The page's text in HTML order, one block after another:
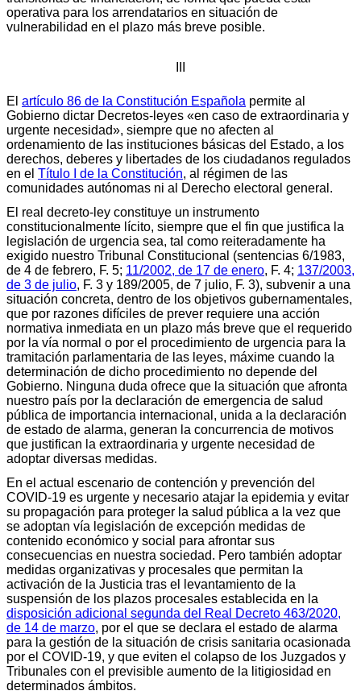
operativa para los arrendatarios en situación de
vulnerabilidad en el plazo más breve posible.
El artículo 86 de la Constitución Española permite al
Gobierno dictar Decretos-leyes «en caso de extraordinaria y
urgente necesidad», siempre que no afecten al
ordenamiento de las instituciones básicas del Estado, a los
derechos, deberes y libertades de los ciudadanos regulados
en el Título I de la Constitución, al régimen de las
comunidades autónomas ni al Derecho electoral general.
El real decreto-ley constituye un instrumento
constitucionalmente lícito, siempre que el fin que justifica la
legislación de urgencia sea, tal como reiteradamente ha
exigido nuestro Tribunal Constitucional (sentencias 6/1983,
de 4 de febrero, F. 5; 11/2002, de 17 de enero, F. 4; 137/2003,
de 3 de julio, F. 3 y 189/2005, de 7 julio, F. 3), subvenir a una
situación concreta, dentro de los objetivos gubernamentales,
que por razones difíciles de prever requiere una acción
normativa inmediata en un plazo más breve que el requerido
por la vía normal o por el procedimiento de urgencia para la
tramitación parlamentaria de las leyes, máxime cuando la
determinación de dicho procedimiento no depende del
Gobierno. Ninguna duda ofrece que la situación que afronta
nuestro país por la declaración de emergencia de salud
pública de importancia internacional, unida a la declaración
de estado de alarma, generan la concurrencia de motivos
que justifican la extraordinaria y urgente necesidad de
adoptar diversas medidas.
En el actual escenario de contención y prevención del
COVID-19 es urgente y necesario atajar la epidemia y evitar
su propagación para proteger la salud pública a la vez que
se adoptan vía legislación de excepción medidas de
contenido económico y social para afrontar sus
consecuencias en nuestra sociedad. Pero también adoptar
medidas organizativas y procesales que permitan la
activación de la Justicia tras el levantamiento de la
suspensión de los plazos procesales establecida en la
disposición adicional segunda del Real Decreto 463/2020,
de 14 de marzo, por el que se declara el estado de alarma
para la gestión de la situación de crisis sanitaria ocasionada
por el COVID-19, y que eviten el colapso de los Juzgados y
Tribunales con el previsible aumento de la litigiosidad en
determinados ámbitos.